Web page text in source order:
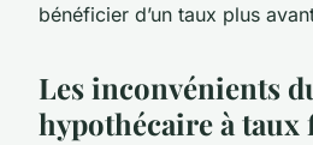
bénéficier d’un taux plus
Les inconvénients
hypothécaire à taux